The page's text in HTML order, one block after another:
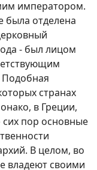
императором.
была отделена
- был лицом
Подобная
странах
в Греции,
пор основные
В целом, во
владеют своими